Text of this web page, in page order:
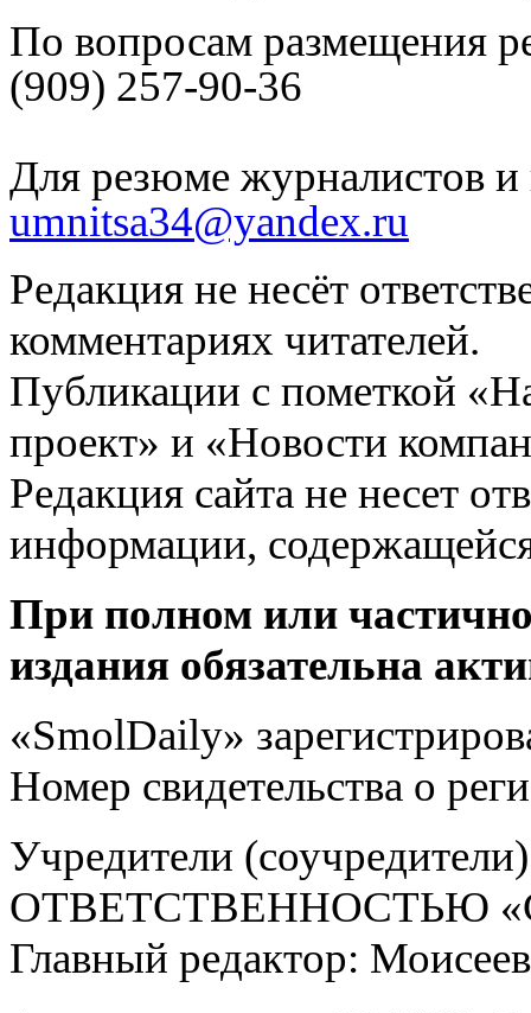
По вопросам размещения
(909) 257-90-36
Для резюме журналистов и
umnitsa34@yandex.ru
Редакция не несёт
комментариях читателей.
Публикации с пометкой
проект» и «Новости
Редакция сайта не несет
информации,
При полном или
издания обязательна
«SmolDaily»
Номер свидетельства о
Учредители
ОТВЕТСТВЕННОСТЬЮ
Главный редактор: